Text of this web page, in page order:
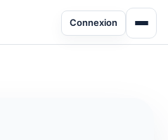
Connexion